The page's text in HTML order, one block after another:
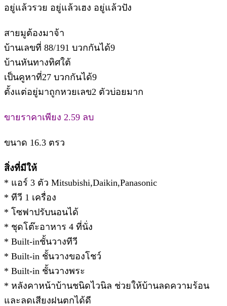
อยู่แล้วรวย อยู่แล้วเฮง อยู่แล้วปัง
สายมูต้องมาจ้า
บ้านเลขที่ 88/191 บวกกันได้9
บ้านหันทางทิศใต้
เป็นคูหาที่27 บวกกันได้9
ตั้งแต่อยู่มาถูกหวยเลข2 ตัวบ่อยมาก
ขายราคาเพียง 2.59 ลบ
ขนาด 16.3 ตรว
สิ่งที่มีให้
* แอร์ 3 ตัว Mitsubishi,Daikin,Panasonic
* ทีวี 1 เครื่อง
* โซฟาปรับนอนได้
* ชุดโต๊ะอาหาร 4 ที่นั่ง
* Built-inชั้นวางทีวี
* Built-in ชั้นวางของโชว์
* Built-in ชั้นวางพระ
* หลังคาหน้าบ้านชนิดไวนิล ช่วยให้บ้านลดความร้อน
และลดเสียงฝนตกได้ดี